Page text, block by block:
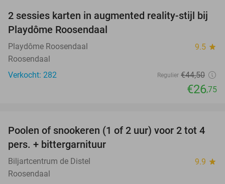
40%
2 sessies karten in augmented reality-stijl bij
Playdôme Roosendaal
Playdôme Roosendaal 9.5 star
Roosendaal
Verkocht: 282
Regulier €44,50
€26,75
39%
Poolen of snookeren (1 of 2 uur) voor 2 tot 4
pers. + bittergarnituur
Biljartcentrum de Distel 9.9 star
Roosendaal